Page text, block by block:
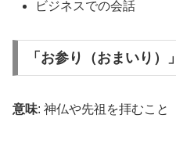
ビジネスでの会話
「お参り（おまいり）」
意味: 神仏や先祖を拝むこと